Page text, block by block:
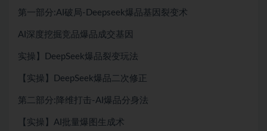
第一部分:AI破局-Deepseek爆品基因裂变术
AI深度挖掘竞品爆品成交基因
实操】DeepSeek爆品裂变玩法
【实操】DeepSeek爆品二次修正
第二部分:降维打击-AI爆品分身法
【实操】AI批量爆图生成术